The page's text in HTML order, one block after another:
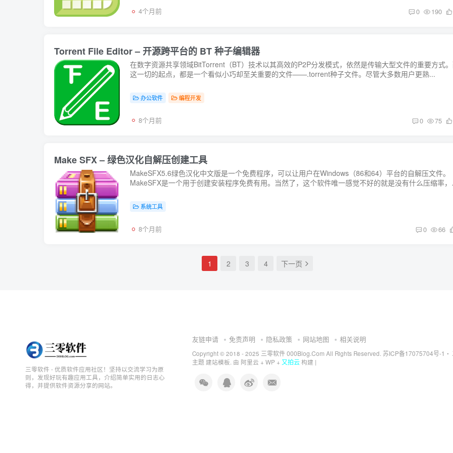
4个月前 0 190
Torrent File Editor – 开源跨平台的 BT 种子编辑器
在数字资源共享领域BitTorrent（BT）技术以其高效的P2P分发模式，依然是传输大型文件的重要方式
这一切的起点，都是一个看似小巧却至关重要的文件——.torrent种子文件。尽管大多数用户更熟...
办公软件 编程开发
8个月前 0 75
Make SFX – 绿色汉化自解压创建工具
MakeSFX5.6绿色汉化中文版是一个免费程序，可以让用户在Windows（86和64）平台的自解压文件。
MakeSFX是一个用于创建安装程序免费有用。当然了，这个软件唯一感觉不好的就是没有什么压缩率，
系统工具
8个月前 0 66
1 2 3 4 下一页
三零软件 - 优质软件应用社区！坚持以交流学习为原
则，发现好玩有趣应用工具，介绍简单实用的日志心
得，并提供软件资源分享的网站。
友链申请 免责声明 隐私政策 网站地图 相关说明
Copyright © 2018 - 2025 三零软件 000Blog.Com All Rights Reserved. 苏ICP备17075704号-1 ・
主题 建站模板. 由 阿里云 + WP + 又拍云构建 |